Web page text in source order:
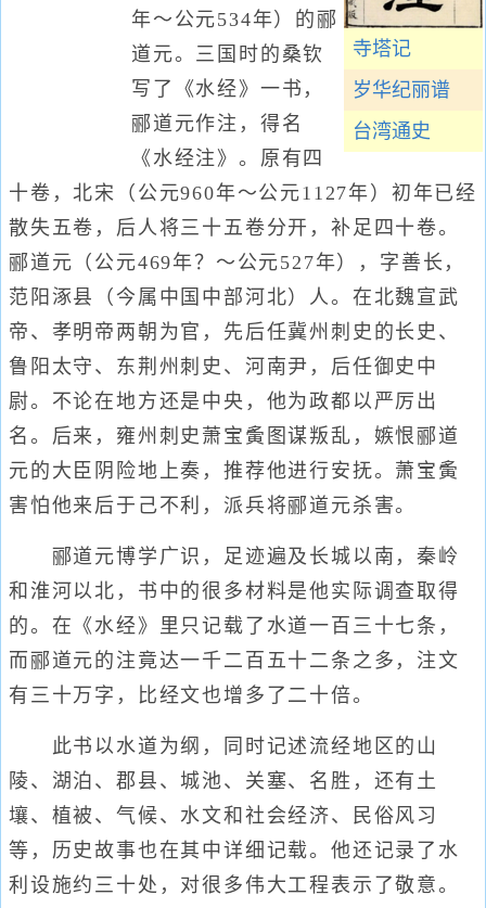
寺塔记
岁华纪丽谱
台湾通史
年～公元534年）的郦
道元。三国时的桑钦
写了《水经》一书，
郦道元作注，得名
《水经注》。原有四
十卷，北宋（公元960年～公元1127年）初年已经
散失五卷，后人将三十五卷分开，补足四十卷。
郦道元（公元469年？～公元527年），字善长，
范阳涿县（今属中国中部河北）人。在北魏宣武
帝、孝明帝两朝为官，先后任冀州刺史的长史、
鲁阳太守、东荆州刺史、河南尹，后任御史中
尉。不论在地方还是中央，他为政都以严厉出
名。后来，雍州刺史萧宝夤图谋叛乱，嫉恨郦道
元的大臣阴险地上奏，推荐他进行安抚。萧宝夤
害怕他来后于己不利，派兵将郦道元杀害。
郦道元博学广识，足迹遍及长城以南，秦岭
和淮河以北，书中的很多材料是他实际调查取得
的。在《水经》里只记载了水道一百三十七条，
而郦道元的注竟达一千二百五十二条之多，注文
有三十万字，比经文也增多了二十倍。
此书以水道为纲，同时记述流经地区的山
陵、湖泊、郡县、城池、关塞、名胜，还有土
壤、植被、气候、水文和社会经济、民俗风习
等，历史故事也在其中详细记载。他还记录了水
利设施约三十处，对很多伟大工程表示了敬意。